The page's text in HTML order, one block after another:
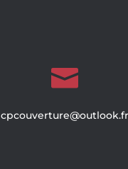

cpcouverture@outlook.fr